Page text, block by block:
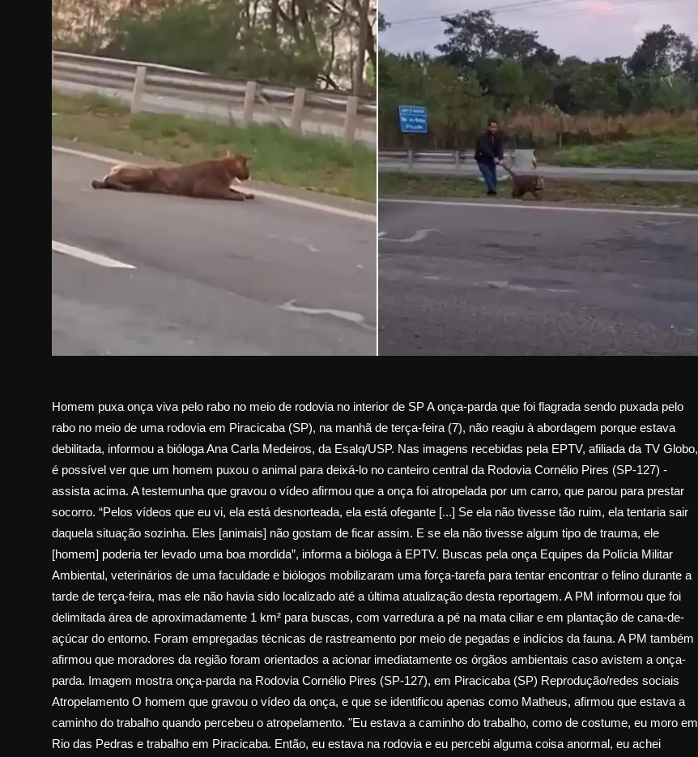
Educação
Justiça
Política
Homem puxa onça viva pelo rabo no meio de rodovia no interior de SP A onça-parda que foi flagrada sendo puxada pelo
rabo no meio de uma rodovia em Piracicaba (SP), na manhã de terça-feira (7), não reagiu à abordagem porque estava
debilitada, informou a bióloga Ana Carla Medeiros, da Esalq/USP. Nas imagens recebidas pela EPTV, afiliada da TV Globo,
é possível ver que um homem puxou o animal para deixá-lo no canteiro central da Rodovia Cornélio Pires (SP-127) -
assista acima. A testemunha que gravou o vídeo afirmou que a onça foi atropelada por um carro, que parou para prestar
socorro. “Pelos vídeos que eu vi, ela está desnorteada, ela está ofegante [...] Se ela não tivesse tão ruim, ela tentaria sair
daquela situação sozinha. Eles [animais] não gostam de ficar assim. E se ela não tivesse algum tipo de trauma, ele
[homem] poderia ter levado uma boa mordida”, informa a bióloga à EPTV. Buscas pela onça Equipes da Polícia Militar
Ambiental, veterinários de uma faculdade e biólogos mobilizaram uma força-tarefa para tentar encontrar o felino durante a
tarde de terça-feira, mas ele não havia sido localizado até a última atualização desta reportagem. A PM informou que foi
delimitada área de aproximadamente 1 km² para buscas, com varredura a pé na mata ciliar e em plantação de cana-de-
açúcar do entorno. Foram empregadas técnicas de rastreamento por meio de pegadas e indícios da fauna. A PM também
afirmou que moradores da região foram orientados a acionar imediatamente os órgãos ambientais caso avistem a onça-
parda. Imagem mostra onça-parda na Rodovia Cornélio Pires (SP-127), em Piracicaba (SP) Reprodução/redes sociais
Atropelamento O homem que gravou o vídeo da onça, e que se identificou apenas como Matheus, afirmou que estava a
caminho do trabalho quando percebeu o atropelamento. "Eu estava a caminho do trabalho, como de costume, eu moro em
Rio das Pedras e trabalho em Piracicaba. Então, eu estava na rodovia e eu percebi alguma coisa anormal, eu achei